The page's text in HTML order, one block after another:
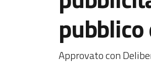
Dettagli del
Approvato con